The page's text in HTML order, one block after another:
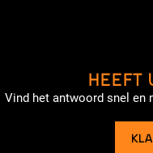
HEEFT
Vind het antwoord snel en